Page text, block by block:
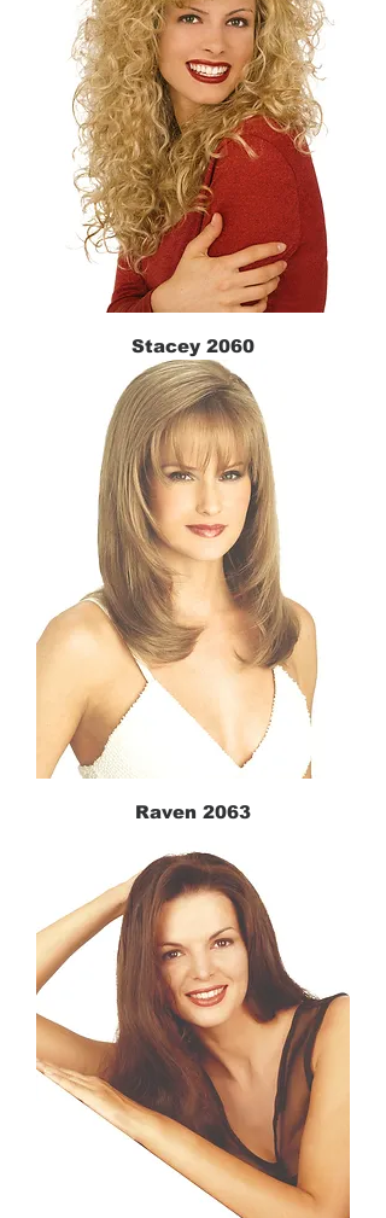
Stacey 2060
Raven 2063